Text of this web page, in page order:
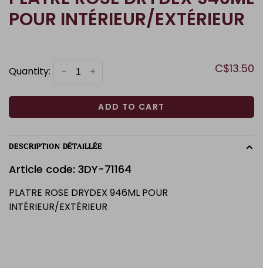
POUR INTÉRIEUR/EXTÉRIEUR
Quantity: +
- C$13.50
ADD TO CART
DESCRIPTION DÉTAILLÉE
Article code: 3DY-71164
PLATRE ROSE DRYDEX 946ML POUR
INTÉRIEUR/EXTÉRIEUR